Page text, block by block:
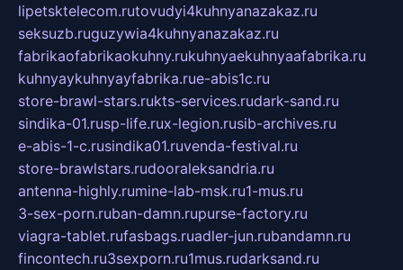
lipetsktelecom.rutovudyi4kuhnyanazakaz.ru
seksuzb.ruguzywia4kuhnyanazakaz.ru
fabrikaofabrikaokuhny.rukuhnyaekuhnyaafabrika.ru
kuhnyaykuhnyayfabrika.rue-abis1c.ru
store-brawl-stars.rukts-services.rudark-sand.ru
sindika-01.rusp-life.rux-legion.rusib-archives.ru
e-abis-1-c.rusindika01.ruvenda-festival.ru
store-brawlstars.rudooraleksandria.ru
antenna-highly.rumine-lab-msk.ru1-mus.ru
3-sex-porn.ruban-damn.rupurse-factory.ru
viagra-tablet.rufasbags.ruadler-jun.rubandamn.ru
fincontech.ru3sexporn.ru1mus.rudarksand.ru